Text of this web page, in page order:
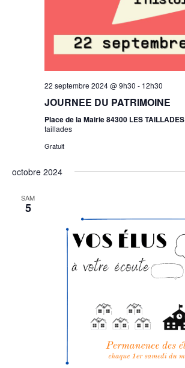
22 septembre 2024 @ 9h30 - 12h30
JOURNEE DU PATRIMOINE
Place de la Mairie 84300 LES TAILLADES
taillades
Gratuit
octobre 2024
SAM
5